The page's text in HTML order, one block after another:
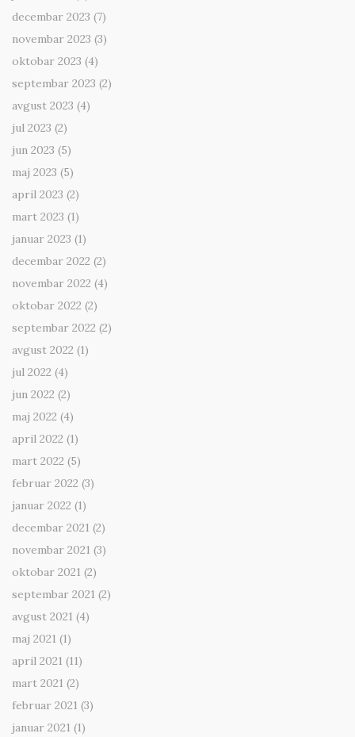
decembar 2023 (7)
novembar 2023 (3)
oktobar 2023 (4)
septembar 2023 (2)
avgust 2023 (4)
jul 2023 (2)
jun 2023 (5)
maj 2023 (5)
april 2023 (2)
mart 2023 (1)
januar 2023 (1)
decembar 2022 (2)
novembar 2022 (4)
oktobar 2022 (2)
septembar 2022 (2)
avgust 2022 (1)
jul 2022 (4)
jun 2022 (2)
maj 2022 (4)
april 2022 (1)
mart 2022 (5)
februar 2022 (3)
januar 2022 (1)
decembar 2021 (2)
novembar 2021 (3)
oktobar 2021 (2)
septembar 2021 (2)
avgust 2021 (4)
maj 2021 (1)
april 2021 (11)
mart 2021 (2)
februar 2021 (3)
januar 2021 (1)